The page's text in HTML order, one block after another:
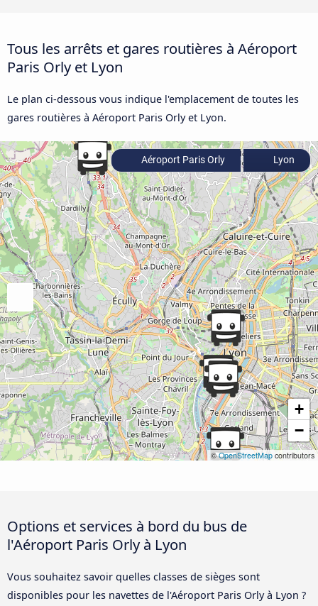
Tous les arrêts et gares routières à Aéroport
Paris Orly et Lyon
Le plan ci-dessous vous indique l'emplacement de toutes les
gares routières à Aéroport Paris Orly et Lyon.
+
−
©OpenStreetMap contributors
Aéroport Paris Orly Lyon
Options et services à bord du bus de
l'Aéroport Paris Orly à Lyon
Vous souhaitez savoir quelles classes de sièges sont
disponibles pour les navettes de l'Aéroport Paris Orly à Lyon ?